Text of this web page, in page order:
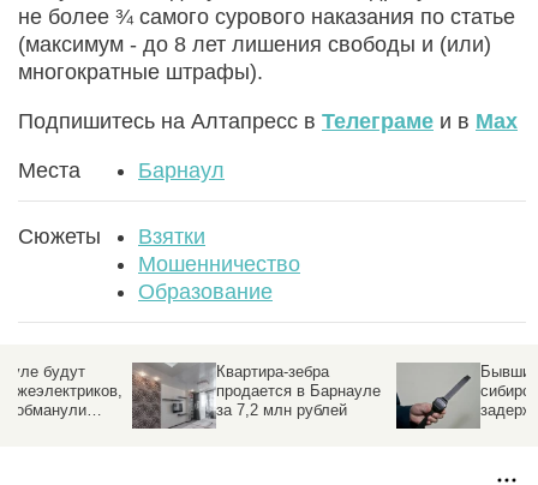
не более ¾ самого сурового наказания по статье
(максимум - до 8 лет лишения свободы и (или)
многократные штрафы).
Подпишитесь на Алтапресс в Телеграме и в Max
Места Барнаул
Сюжеты
Взятки
Мошенничество
Образование
Квартира-зебра
продается в Барнауле
за 7,2 млн рублей
Бывший глава
сибирского СКР
задержан в рамках
уголовного дела